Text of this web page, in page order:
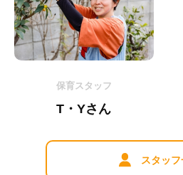
保育スタッフ
T・Yさん
スタッフ